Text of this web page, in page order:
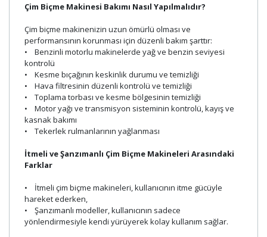
Çim Biçme Makinesi Bakımı Nasıl Yapılmalıdır?
Çim biçme makinenizin uzun ömürlü olması ve
performansının korunması için düzenli bakım şarttır:
• Benzinli motorlu makinelerde yağ ve benzin seviyesi
kontrolü
• Kesme bıçağının keskinlik durumu ve temizliği
• Hava filtresinin düzenli kontrolü ve temizliği
• Toplama torbası ve kesme bölgesinin temizliği
• Motor yağı ve transmisyon sisteminin kontrolü, kayış ve
kasnak bakımı
• Tekerlek rulmanlarının yağlanması
İtmeli ve Şanzımanlı Çim Biçme Makineleri Arasındaki
Farklar
• İtmeli çim biçme makineleri, kullanıcının itme gücüyle
hareket ederken,
• Şanzımanlı modeller, kullanıcının sadece
yönlendirmesiyle kendi yürüyerek kolay kullanım sağlar.